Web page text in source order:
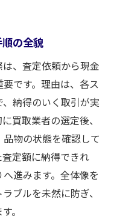
の全貌
、査定依頼から現金
です。理由は、各ス
納得のいく取引が実
買取業者の選定後、
物の状態を確認して
定額に納得できれ
進みます。全体像を
ブルを未然に防ぎ、
。